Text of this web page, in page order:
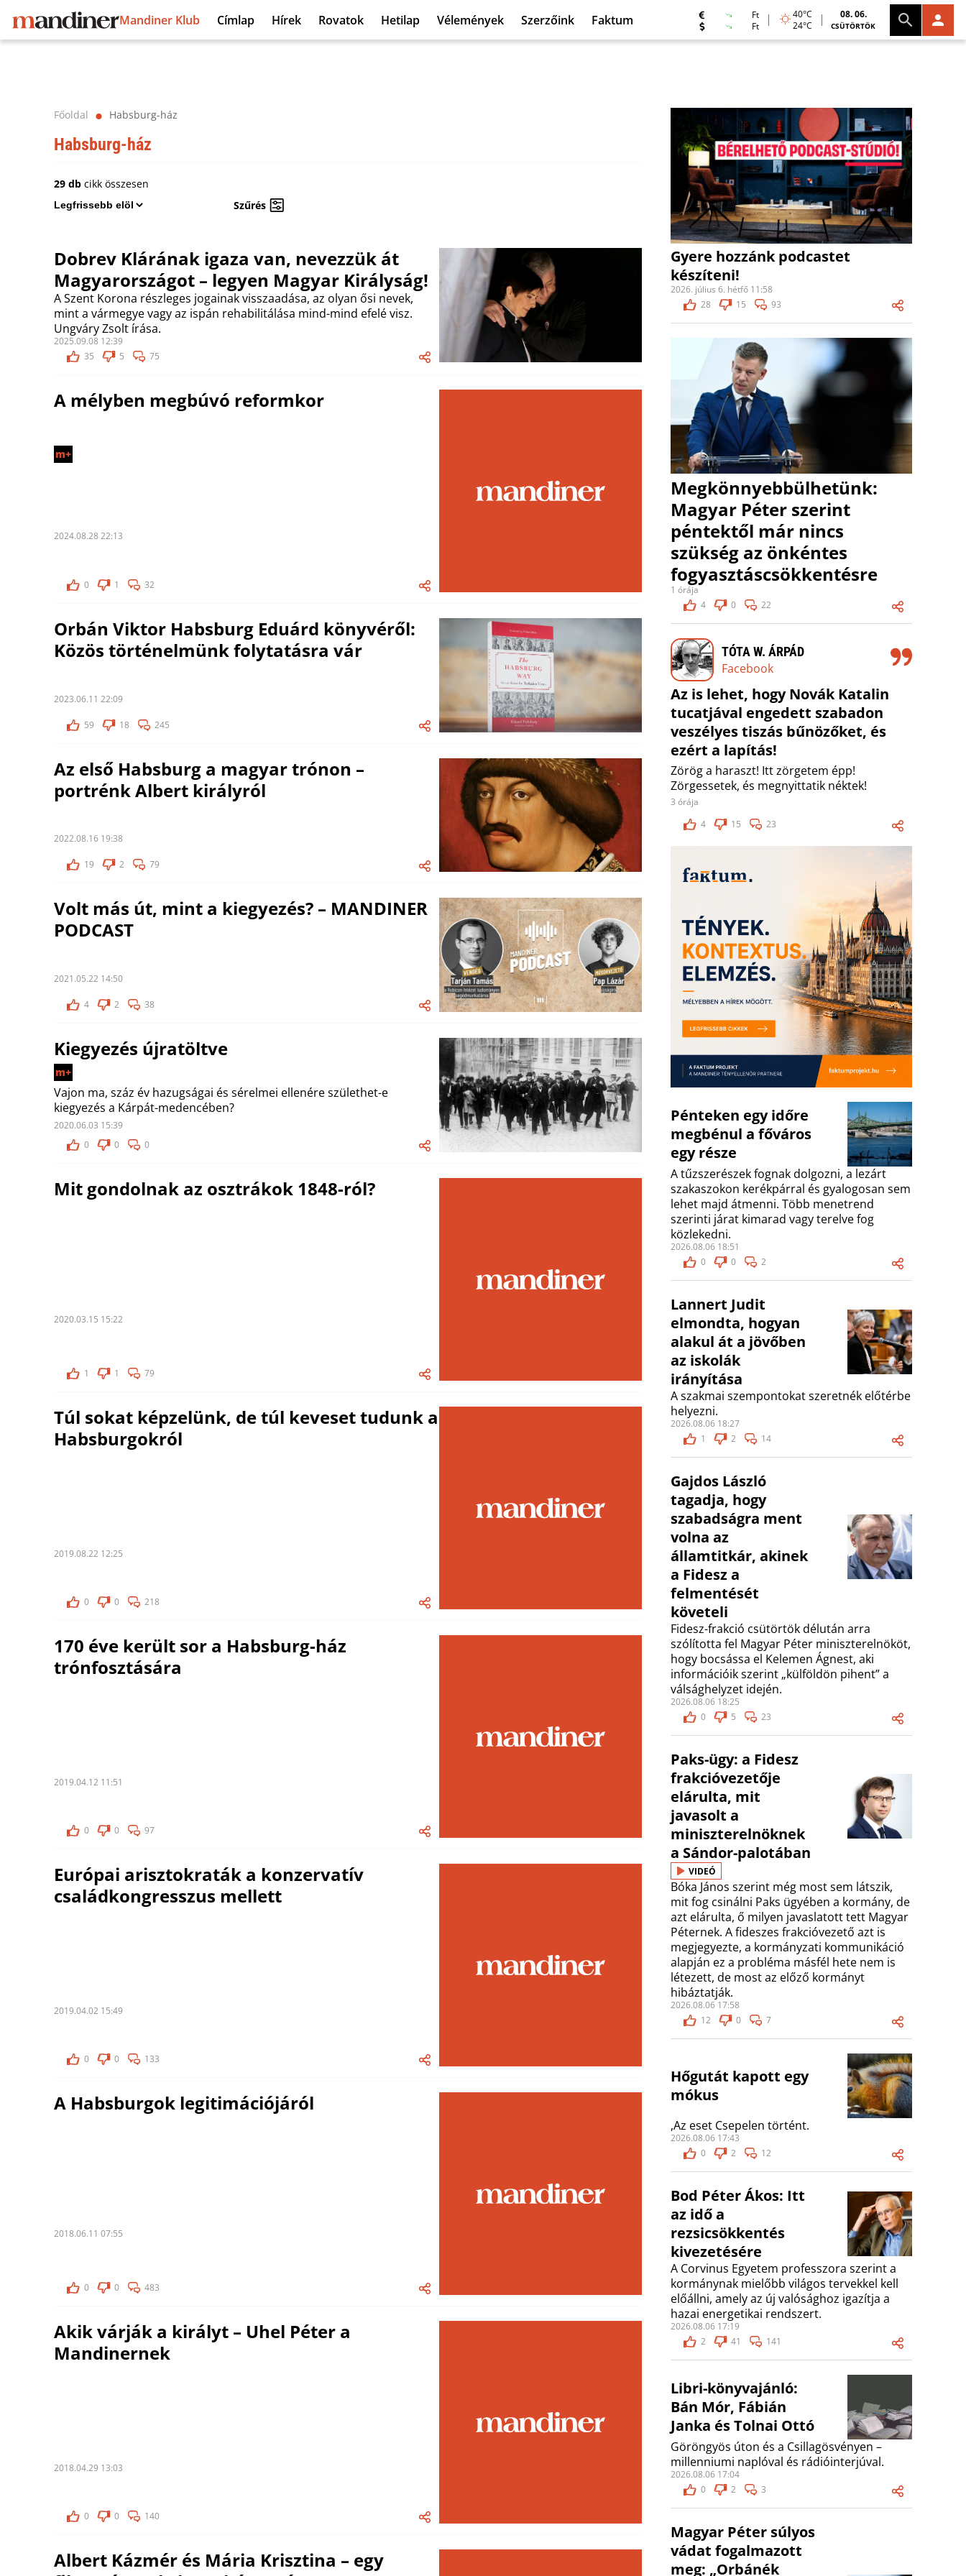
Mandiner Klub Címlap Hírek Rovatok Hetilap Vélemények Szerzőink Faktum
Ft
Ft
40°C
24°C
08. 06.
CSÜTÖRTÖK
Főoldal ⬤ Habsburg-ház
Habsburg-ház
29 db cikk összesen
Szűrés
Dobrev Klárának igaza van, nevezzük át
Magyarországot – legyen Magyar Királyság!
A Szent Korona részleges jogainak visszaadása, az olyan ősi nevek,
mint a vármegye vagy az ispán rehabilitálása mind-mind efelé visz.
Ungváry Zsolt írása.
2025.09.08 12:39
35
5 75
A mélyben megbúvó reformkor
m+
2024.08.28 22:13
0 1 32
Orbán Viktor Habsburg Eduárd könyvéről:
Közös történelmünk folytatásra vár
2023.06.11 22:09
59 18 245
Az első Habsburg a magyar trónon –
portrénk Albert királyról
2022.08.16 19:38
19 2 79
Volt más út, mint a kiegyezés? – MANDINER
PODCAST
2021.05.22 14:50
4 2 38
Kiegyezés újratöltve
m+
Vajon ma, száz év hazugságai és sérelmei ellenére születhet-e
kiegyezés a Kárpát-medencében?
2020.06.03 15:39
0
0 0
Mit gondolnak az osztrákok 1848-ról?
2020.03.15 15:22
1 1 79
Túl sokat képzelünk, de túl keveset tudunk a
Habsburgokról
2019.08.22 12:25
0 0 218
170 éve került sor a Habsburg-ház
trónfosztására
2019.04.12 11:51
0 0 97
Európai arisztokraták a konzervatív
családkongresszus mellett
2019.04.02 15:49
0 0 133
A Habsburgok legitimációjáról
2018.06.11 07:55
0 0 483
Akik várják a királyt – Uhel Péter a
Mandinernek
2018.04.29 13:03
0 0 140
Albert Kázmér és Mária Krisztina – egy
Gyere hozzánk podcastet
készíteni!
2026. július 6. hétfő 11:58
28
15 93
Megkönnyebbülhetünk:
Magyar Péter szerint
péntektől már nincs
szükség az önkéntes
fogyasztáscsökkentésre
1 órája
4
0 22
TÓTA W. ÁRPÁD
Facebook
Az is lehet, hogy Novák Katalin
tucatjával engedett szabadon
veszélyes tiszás bűnözőket, és
ezért a lapítás!
Zörög a haraszt! Itt zörgetem épp!
Zörgessetek, és megnyittatik néktek!
3 órája
4
15 23
Pénteken egy időre
megbénul a főváros
egy része
A tűzszerészek fognak dolgozni, a lezárt
szakaszokon kerékpárral és gyalogosan sem
lehet majd átmenni. Több menetrend
szerinti járat kimarad vagy terelve fog
közlekedni.
2026.08.06 18:51
0
0 2
Lannert Judit
elmondta, hogyan
alakul át a jövőben
az iskolák
irányítása
A szakmai szempontokat szeretnék előtérbe
helyezni.
2026.08.06 18:27
1
2 14
Gajdos László
tagadja, hogy
szabadságra ment
volna az
államtitkár, akinek
a Fidesz a
felmentését
követeli
Fidesz-frakció csütörtök délután arra
szólította fel Magyar Péter miniszterelnököt,
hogy bocsássa el Kelemen Ágnest, aki
információik szerint „külföldön pihent” a
válsághelyzet idején.
2026.08.06 18:25
0
5 23
Paks-ügy: a Fidesz
frakcióvezetője
elárulta, mit
javasolt a
miniszterelnöknek
a Sándor-palotában
VIDEÓ
Bóka János szerint még most sem látszik,
mit fog csinálni Paks ügyében a kormány, de
azt elárulta, ő milyen javaslatott tett Magyar
Péternek. A fideszes frakcióvezető azt is
megjegyezte, a kormányzati kommunikáció
alapján ez a probléma másfél hete nem is
létezett, de most az előző kormányt
hibáztatják.
2026.08.06 17:58
12
0 7
Hőgutát kapott egy
mókus
,Az eset Csepelen történt.
2026.08.06 17:43
0
2 12
Bod Péter Ákos: Itt
az idő a
rezsicsökkentés
kivezetésére
A Corvinus Egyetem professzora szerint a
kormánynak mielőbb világos tervekkel kell
előállni, amely az új valósághoz igazítja a
hazai energetikai rendszert.
2026.08.06 17:19
2
41 141
Libri-könyvajánló:
Bán Mór, Fábián
Janka és Tolnai Ottó
Göröngyös úton és a Csillagösvényen –
millenniumi naplóval és rádióinterjúval.
2026.08.06 17:04
0
2 3
Magyar Péter súlyos
vádat fogalmazott
meg: „Orbánék